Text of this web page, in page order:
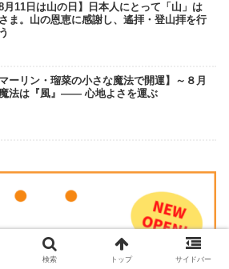
8月11日は山の日】日本人にとって「山」は
ま。山の恩恵に感謝し、遙拝・登山拝を行
マーリン・瑠菜の小さな魔法で開運】～８月
法は『風』―― 心地よさを運ぶ
検索 トップ サイドバー